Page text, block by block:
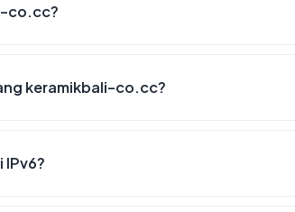
co.cc?
keramikbali-co.cc?